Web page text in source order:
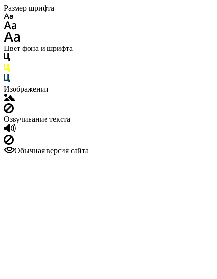
Размер шрифта
Цвет фона и шрифта
Изображения
Озвучивание текста
Обычная версия сайта